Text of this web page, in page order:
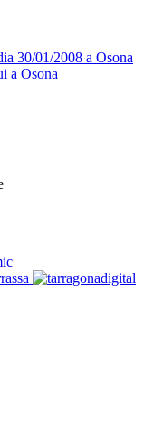
30/01/2008 a Osona
a Osona